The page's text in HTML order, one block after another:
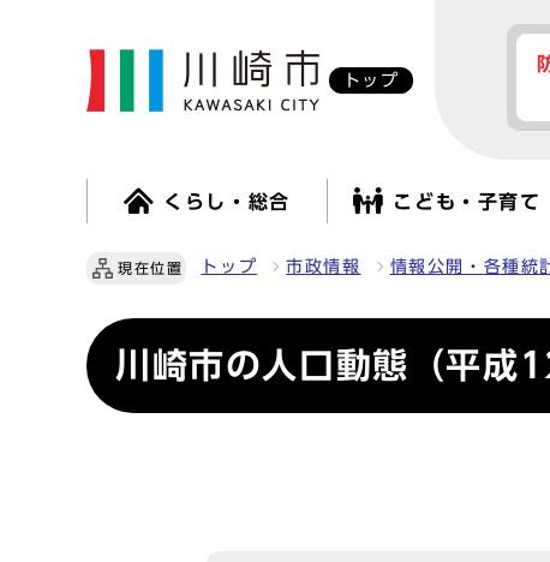
トップ
くらし・総合 こども・子育て
現在位置 トップ 市政情報 情報公開・各種統
川崎市の人口動態（平